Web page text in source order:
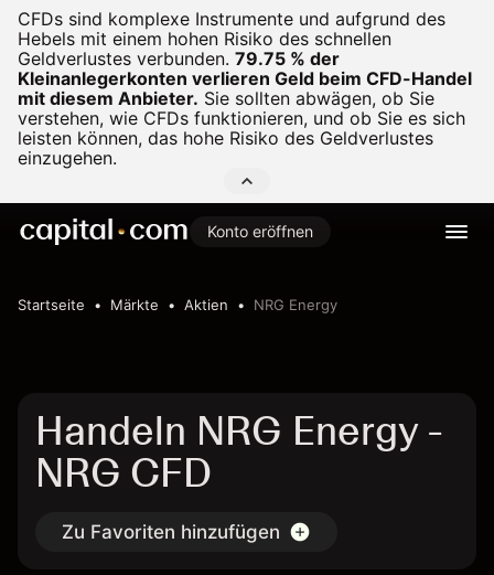
CFDs sind komplexe Instrumente und aufgrund des
Hebels mit einem hohen Risiko des schnellen
Geldverlustes verbunden. 79.75 % der
Kleinanlegerkonten verlieren Geld beim CFD-Handel
mit diesem Anbieter. Sie sollten abwägen, ob Sie
verstehen, wie CFDs funktionieren, und ob Sie es sich
leisten können, das hohe Risiko des Geldverlustes
einzugehen.
Konto eröffnen
Startseite Märkte Aktien NRG Energy
Handeln NRG Energy -
NRG CFD
Zu Favoriten hinzufügen